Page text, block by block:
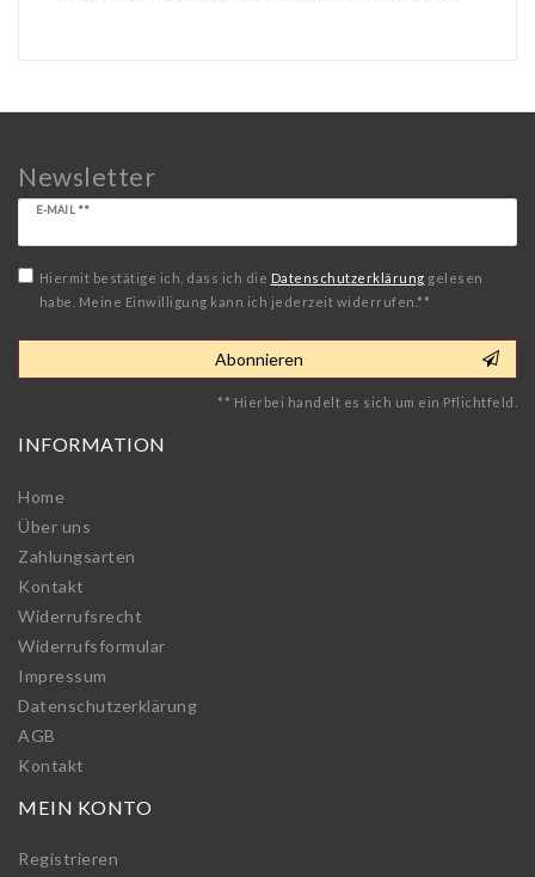
Newsletter
E-MAIL **
Newsletter
Honig
Hiermit bestätige ich, dass ich die Daten­schutz­erklärung gelesen
habe. Meine Einwilligung kann ich jederzeit widerrufen.**
Abonnieren
** Hierbei handelt es sich um ein Pflichtfeld.
INFORMATION
Home
Über uns
Zahlungsarten
Kontakt
Widerrufs­recht
Widerrufs­formular
Impressum
Daten­schutz­erklärung
AGB
Kontakt
MEIN KONTO
Registrieren